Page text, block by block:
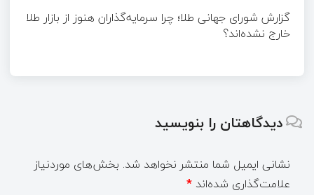
گزارش شورای جهانی طلا؛ چرا سرمایه‌گذاران هنوز از بازار طلا
خارج نشده‌اند؟
دیدگاهتان را بنویسید
نشانی ایمیل شما منتشر نخواهد شد. بخش‌های موردنیاز
علامت‌گذاری شده‌اند *